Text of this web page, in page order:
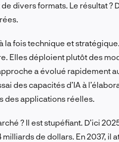
divers formats. Le résultat ?
la fois technique et
Elles déploient plutôt des
a évolué rapidement
des capacités d’IA à
des applications réelles.
? Il est stupéfiant. D’ici
de dollars. En 2037, il